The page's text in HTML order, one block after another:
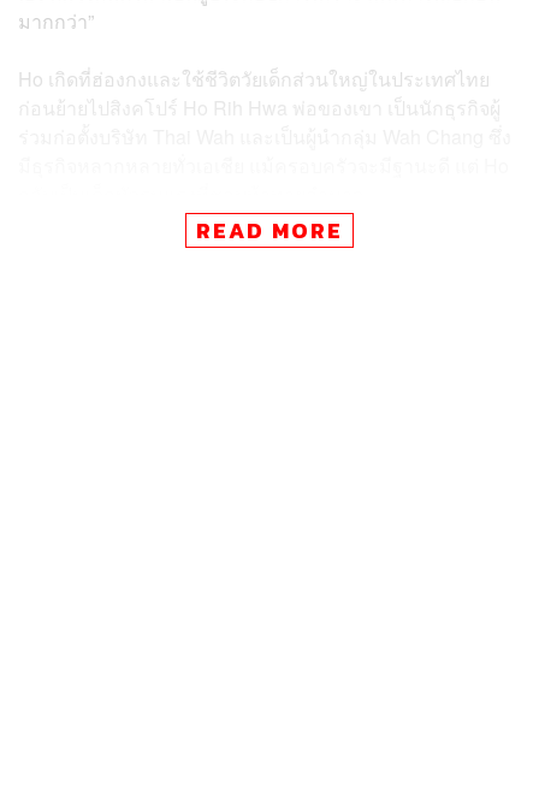
มากกว่า”
Ho เกิดที่ฮ่องกงและใช้ชีวิตวัยเด็กส่วนใหญ่ในประเทศไทย
ก่อนย้ายไปสิงคโปร์ Ho Rih Hwa พ่อของเขา เป็นนักธุรกิจผู้
ในช่วงเรียนที่มหาวิทยาลัยสแตนฟอร์ด ต้นทศวรรษ 1970 Ho
READ MORE